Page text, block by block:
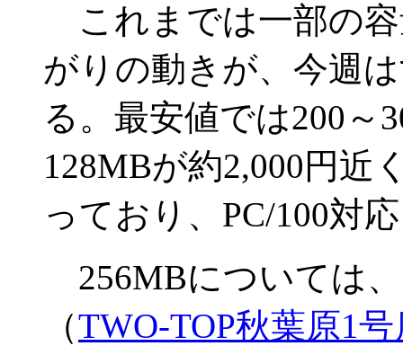
これまでは一部の
がりの動きが、今週
る。最安値では200～
128MBが約2,000円近
っており、PC/100対
256MBについては
（TWO-TOP秋葉原1号